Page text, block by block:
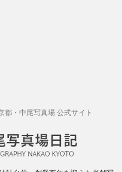
都・中尾写真場 公式サイト